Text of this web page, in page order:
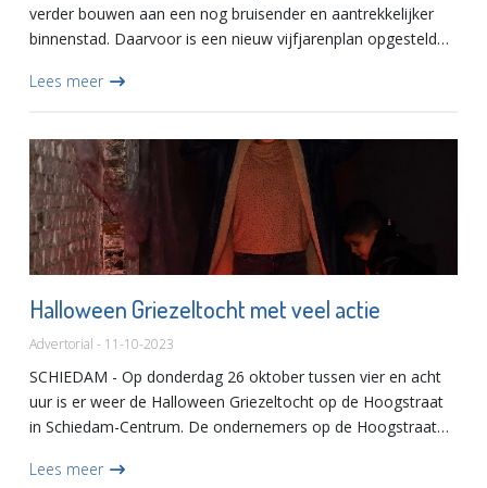
verder bouwen aan een nog bruisender en aantrekkelijker
binnenstad. Daarvoor is een nieuw vijfjarenplan opgesteld
Onderdeel van...
Lees meer
Halloween Griezeltocht met veel actie
Advertorial - 11-10-2023
SCHIEDAM - Op donderdag 26 oktober tussen vier en acht
uur is er weer de Halloween Griezeltocht op de Hoogstraat
in Schiedam-Centrum. De ondernemers op de Hoogstraat
belevingen voor...
Lees meer